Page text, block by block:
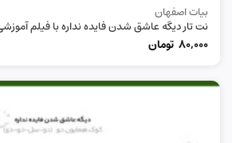
بیات اصفهان
نت تار دیگه عاشق شدن فایده نداره با فیلم
80,000 تومان